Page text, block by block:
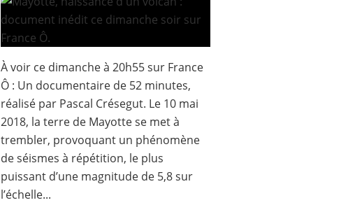
À voir ce dimanche à 20h55 sur France
Ô : Un documentaire de 52 minutes,
réalisé par Pascal Crésegut. Le 10 mai
2018, la terre de Mayotte se met à
trembler, provoquant un phénomène
de séismes à répétition, le plus
puissant d’une magnitude de 5,8 sur
l’échelle...